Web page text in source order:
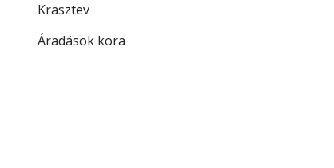
Krasztev
Áradások kora